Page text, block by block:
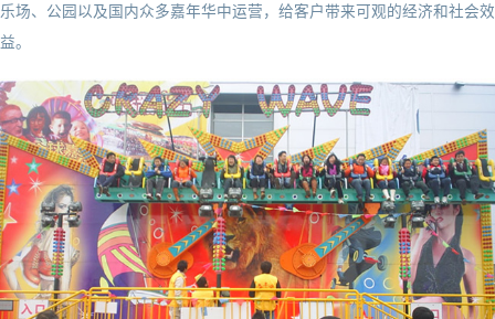
乐场、公园以及国内众多嘉年华中运营，给客户带来可观的经济和社会效
益。